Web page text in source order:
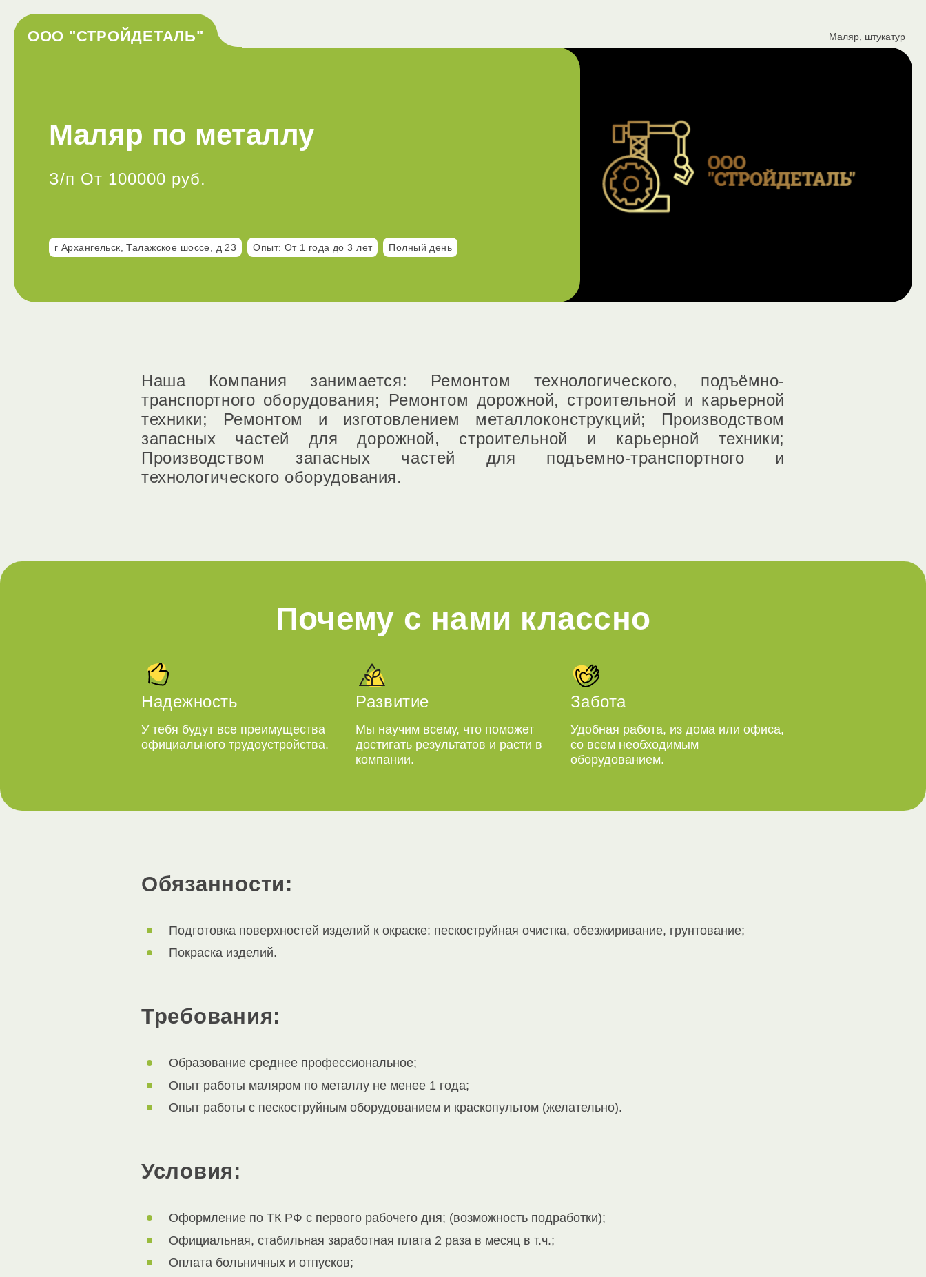
ООО "СТРОЙДЕТАЛЬ" Маляр, штукатур
Маляр по металлу
З/п От 100000 руб.
г Архангельск, Талажское шоссе, д 23 Опыт: От 1 года до 3 лет Полный день
Наша Компания занимается: Ремонтом технологического, подъёмно-
транспортного оборудования; Ремонтом дорожной, строительной и карьерной
техники; Ремонтом и изготовлением металлоконструкций; Производством
запасных частей для дорожной, строительной и карьерной техники;
Производством запасных частей для подъемно-транспортного и
технологического оборудования.
Почему с нами классно
Надежность
У тебя будут все преимущества
официального трудоустройства.
Развитие
Мы научим всему, что поможет
достигать результатов и расти в
компании.
Забота
Удобная работа, из дома или офиса,
со всем необходимым
оборудованием.
Обязанности:
Подготовка поверхностей изделий к окраске: пескоструйная очистка, обезжиривание, грунтование;
Покраска изделий.
Требования:
Образование среднее профессиональное;
Опыт работы маляром по металлу не менее 1 года;
Опыт работы с пескоструйным оборудованием и краскопультом (желательно).
Условия:
Оформление по ТК РФ с первого рабочего дня; (возможность подработки);
Официальная, стабильная заработная плата 2 раза в месяц в т.ч.;
Оплата больничных и отпусков;